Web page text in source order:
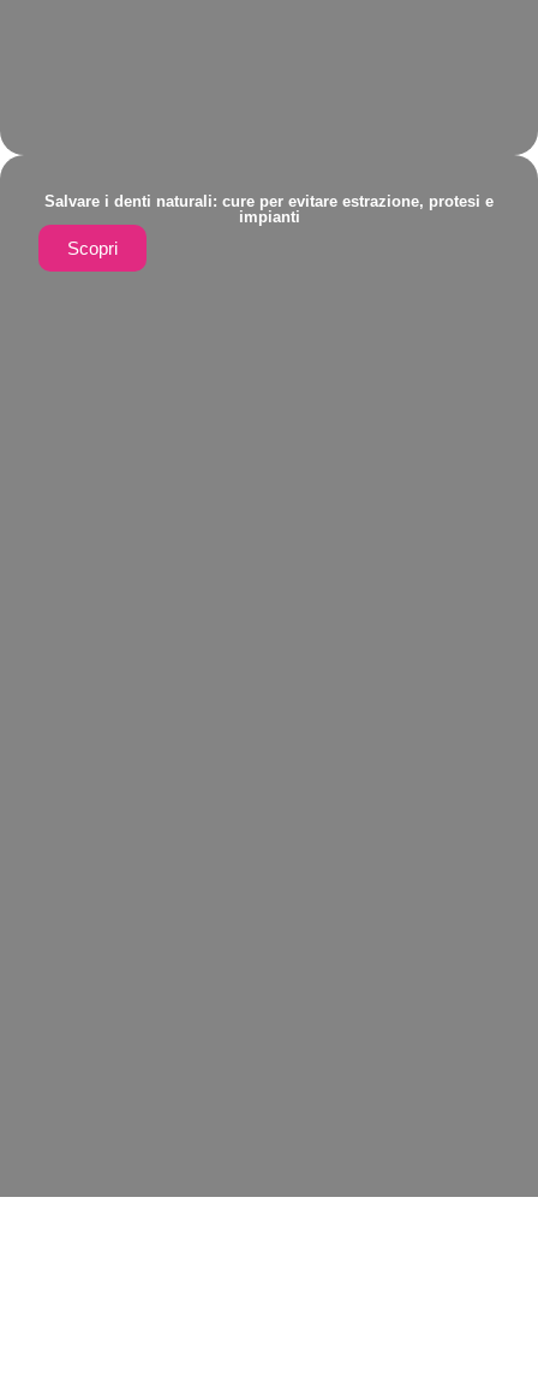
Salvare i denti naturali: cure per evitare estrazione, protesi e
impianti
Scopri